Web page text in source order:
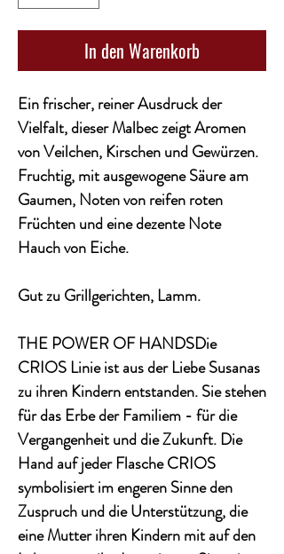
In den Warenkorb
Ein frischer, reiner Ausdruck der
Vielfalt, dieser Malbec zeigt Aromen
von Veilchen, Kirschen und Gewürzen.
Fruchtig, mit ausgewogene Säure am
Gaumen, Noten von reifen roten
Früchten und eine dezente Note
Hauch von Eiche.
Gut zu Grillgerichten, Lamm.
THE POWER OF HANDSDie
CRIOS Linie ist aus der Liebe Susanas
zu ihren Kindern entstanden. Sie stehen
für das Erbe der Familiem - für die
Vergangenheit und die Zukunft. Die
Hand auf jeder Flasche CRIOS
symbolisiert im engeren Sinne den
Zuspruch und die Unterstützung, die
eine Mutter ihren Kindern mit auf den